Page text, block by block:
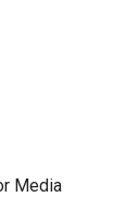
Media